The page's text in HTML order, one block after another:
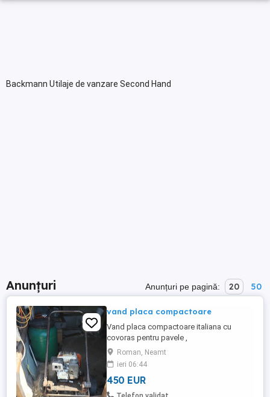
Backmann Utilaje de vanzare Second Hand
Anunțuri Anunțuri pe pagină: 20 50
vand placa compactoare
Vand placa compactoare italiana cu
covoras pentru pavele ,
Roman, Neamt
ieri 06:44
450 EUR